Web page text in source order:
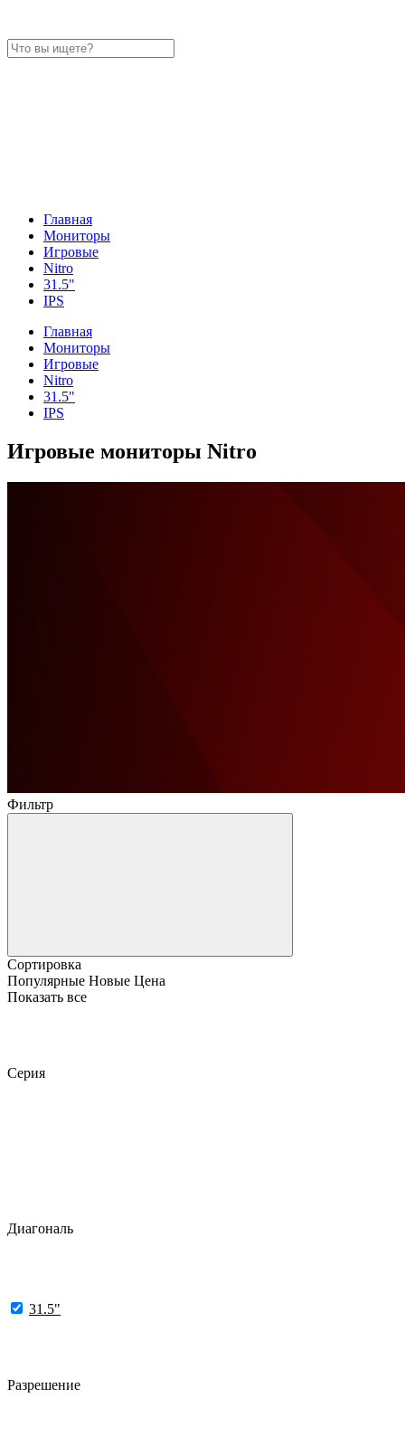
Главная
Мониторы
Игровые
Nitro
31.5"
IPS
Главная
Мониторы
Игровые
Nitro
31.5"
IPS
Игровые мониторы Nitro
Фильтр
Сортировка
Популярные Новые Цена
Показать все
Серия
Диагональ
31.5"
Разрешение